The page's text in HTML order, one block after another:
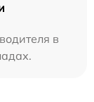
в